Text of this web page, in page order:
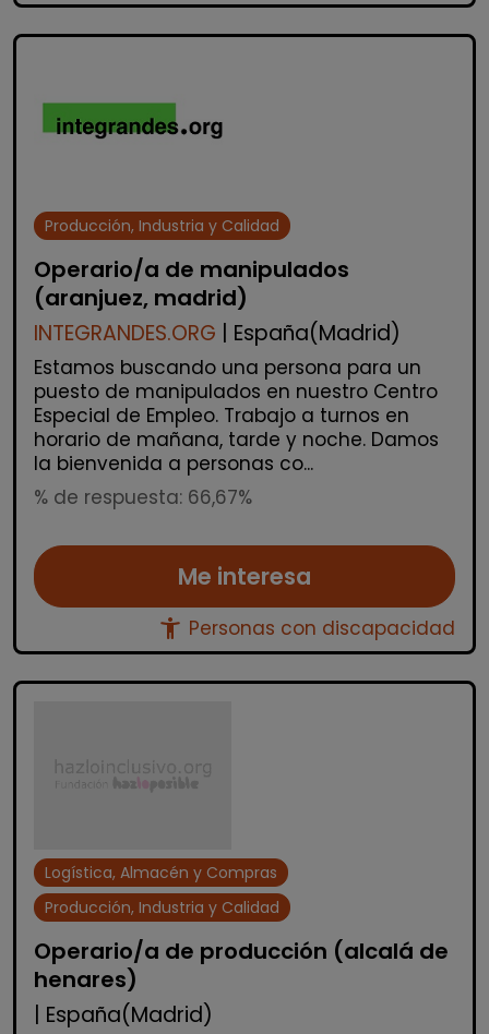
Producción, Industria y Calidad
Operario/a de manipulados
(aranjuez, madrid)
INTEGRANDES.ORG | España(Madrid)
Estamos buscando una persona para un
puesto de manipulados en nuestro Centro
Especial de Empleo. Trabajo a turnos en
horario de mañana, tarde y noche. Damos
la bienvenida a personas co...
% de respuesta: 66,67%
Me interesa
accessibility_new Personas con discapacidad
Logística, Almacén y Compras
Producción, Industria y Calidad
Operario/a de producción (alcalá de
henares)
| España(Madrid)